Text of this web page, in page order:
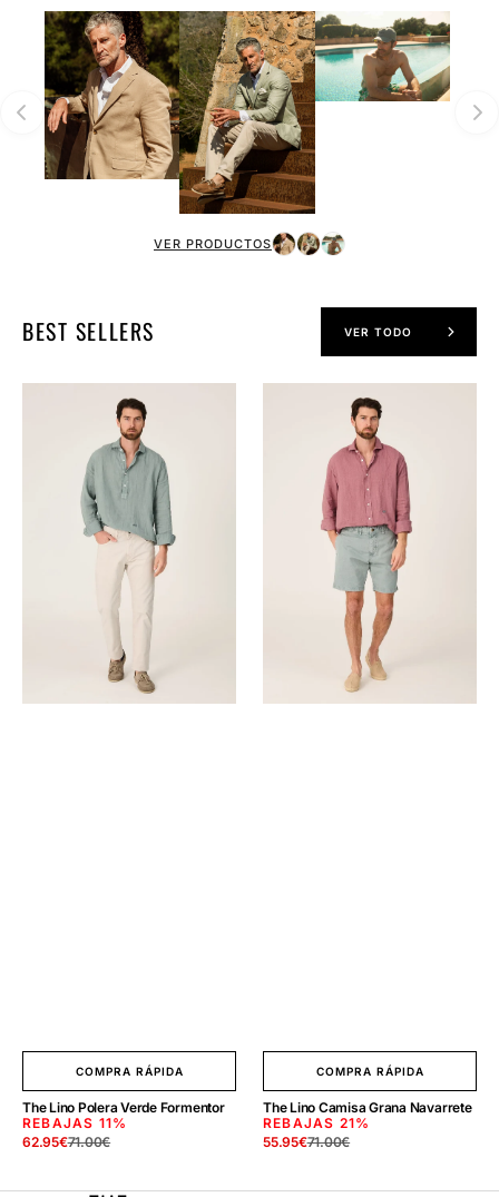
VER PRODUCTOS
BEST SELLERS VER TODO
Formentor
COMPRA RÁPIDA
The Lino Polera Verde Formentor
REBAJAS 11%
Precio
venta
62.95€
Precio
71.00€
Navarrete
COMPRA RÁPIDA
The Lino Camisa Grana Navarrete
REBAJAS 21%
Precio
venta
55.95€
Precio
71.00€